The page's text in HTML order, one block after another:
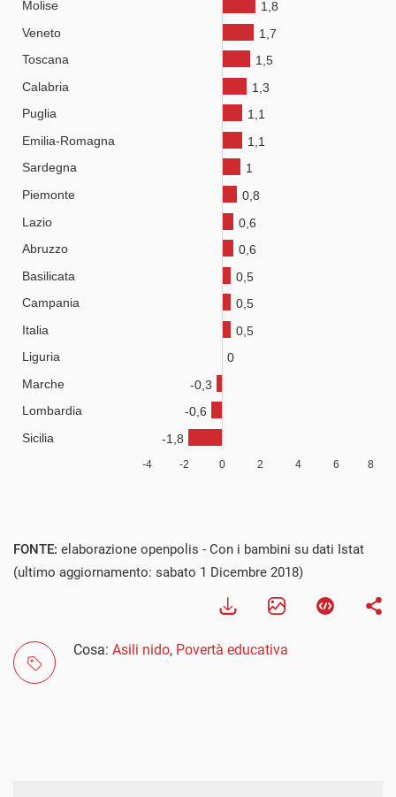
FONTE: elaborazione openpolis - Con i bambini su dati Istat
(ultimo aggiornamento: sabato 1 Dicembre 2018)
Cosa: Asili nido, Povertà educativa